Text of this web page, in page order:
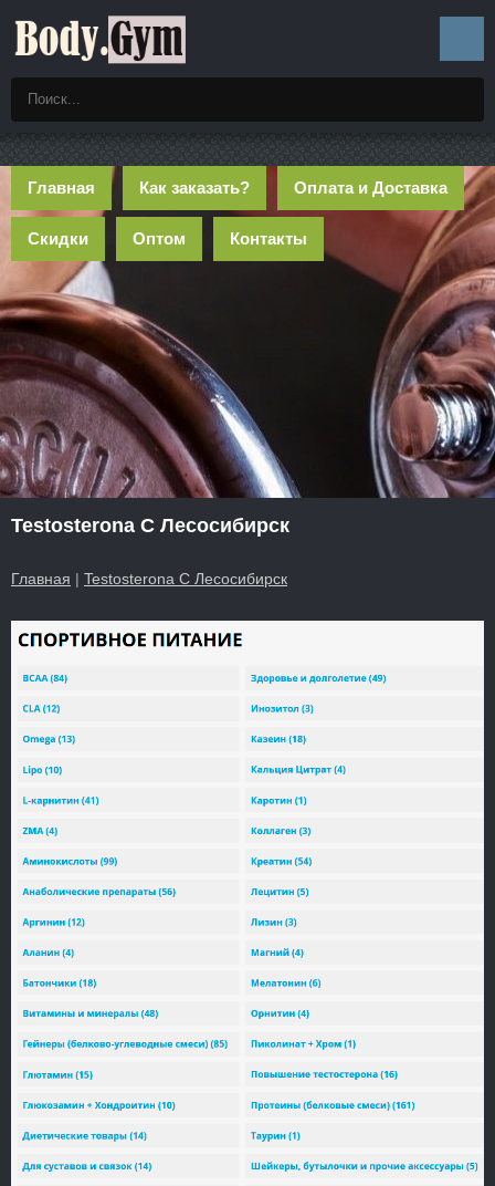
Главная Как заказать? Оплата и Доставка
Скидки Оптом Контакты
Testosterona C Лесосибирск
Главная | Testosterona C Лесосибирск